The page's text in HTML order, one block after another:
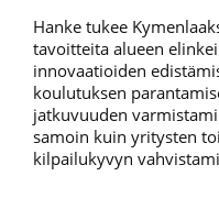
Hanke tukee
tavoitteita alueen
innovaatioiden
koulutuksen
jatkuvuuden
samoin kuin yritysten
kilpailukyvyn